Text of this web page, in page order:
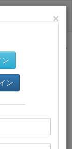
サイトトップに戻る
×
ン
ン